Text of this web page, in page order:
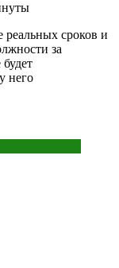
реальных сроков и
за
него